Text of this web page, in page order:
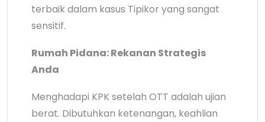
terbaik dalam kasus Tipikor yang sangat
sensitif.
Rumah Pidana: Rekanan Strategis
Anda
Menghadapi KPK setelah OTT adalah ujian
berat. Dibutuhkan ketenangan, keahlian